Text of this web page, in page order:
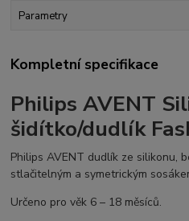
Parametry
Kompletní specifikace
Philips AVENT
šidítko/dudlík
Philips AVENT dudlík ze silikonu,
stlačitelným a symetrickým
Určeno pro věk 6 – 18 měsíců.